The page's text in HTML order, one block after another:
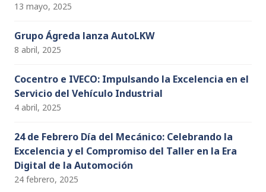
13 mayo, 2025
Grupo Ágreda lanza AutoLKW
8 abril, 2025
Cocentro e IVECO: Impulsando la Excelencia en el
Servicio del Vehículo Industrial
4 abril, 2025
24 de Febrero Día del Mecánico: Celebrando la
Excelencia y el Compromiso del Taller en la Era
Digital de la Automoción
24 febrero, 2025